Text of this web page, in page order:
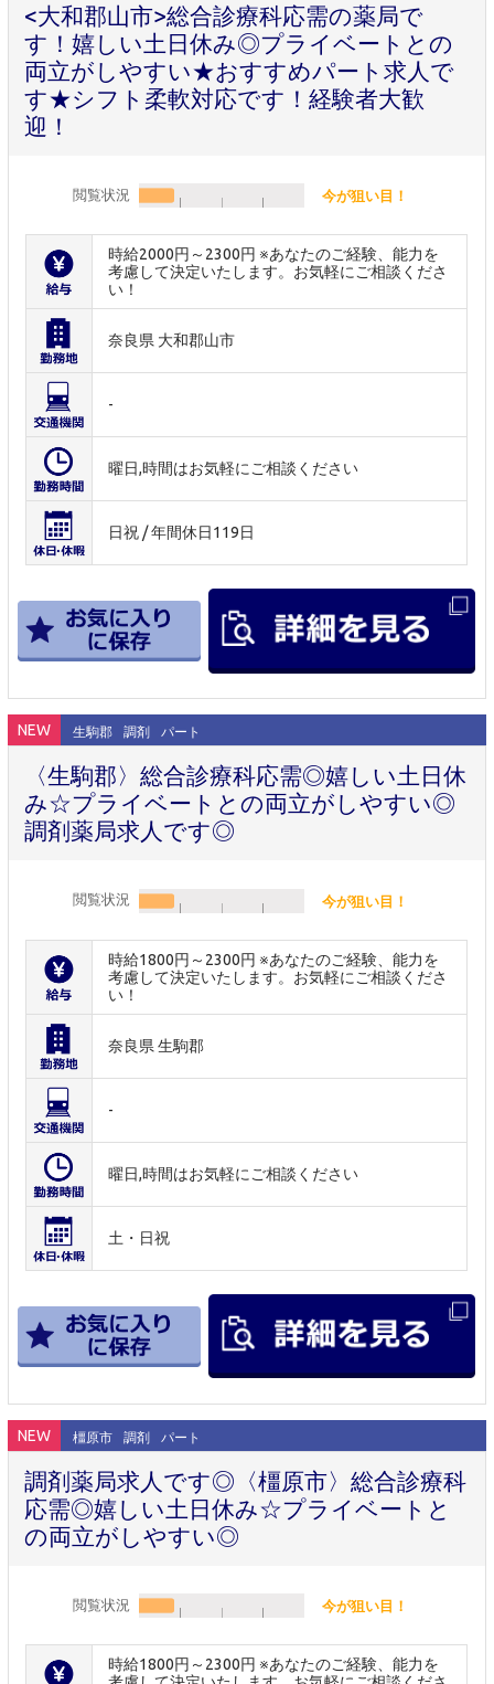
<大和郡山市>総合診療科応需の薬局で
す！嬉しい土日休み◎プライベートとの
両立がしやすい★おすすめパート求人で
す★シフト柔軟対応です！経験者大歓
迎！
閲覧状況 今が狙い目！
時給2000円～2300円 ※あなたのご経験、能力を
考慮して決定いたします。お気軽にご相談くださ
い！
奈良県 大和郡山市
-
曜日,時間はお気軽にご相談ください
日祝 / 年間休日119日
NEW 生駒郡 調剤 パート
〈生駒郡〉総合診療科応需◎嬉しい土日休
み☆プライベートとの両立がしやすい◎
調剤薬局求人です◎
閲覧状況 今が狙い目！
時給1800円～2300円 ※あなたのご経験、能力を
考慮して決定いたします。お気軽にご相談くださ
い！
奈良県 生駒郡
-
曜日,時間はお気軽にご相談ください
土・日祝
NEW 橿原市 調剤 パート
調剤薬局求人です◎〈橿原市〉総合診療科
応需◎嬉しい土日休み☆プライベートと
の両立がしやすい◎
閲覧状況 今が狙い目！
時給1800円～2300円 ※あなたのご経験、能力を